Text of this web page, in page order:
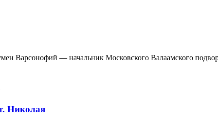
Варсонофий — начальник Московского Валаамского
Николая